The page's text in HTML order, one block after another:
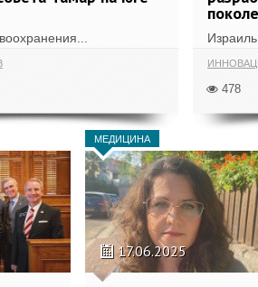
Израиль
478
МЕДИЦИНА
17.06.2025